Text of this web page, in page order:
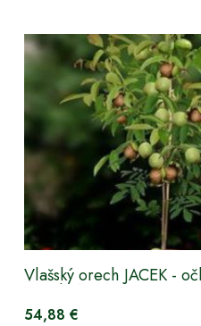
Vlašský orech JACEK -
trpasličí
54,88 €